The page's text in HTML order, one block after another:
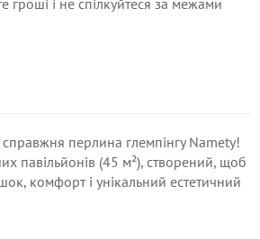
гроші і не спілкуйтеся за межами
перлина глемпінгу Namety!
павільйонів (45 м²), створений, щоб
комфорт і унікальний естетичний